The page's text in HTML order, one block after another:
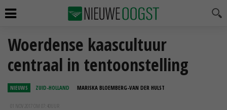
Woerdense kaascultuur
centraal in tentoonstelling
NIEUWS ZUID-HOLLAND MARISKA BLOEMBERG-VAN DER HULST
01 NOV 2017 OM 07:40